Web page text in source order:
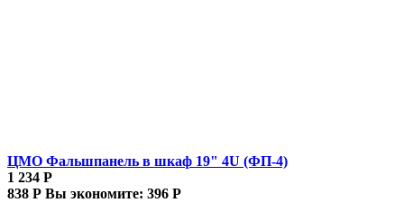
ЦМО Фальшпанель в шкаф 19" 4U (ФП-4)
1 234 Р
838 Р Вы экономите: 396 Р